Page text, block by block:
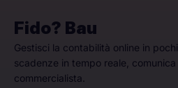
Fido? Bau
Gestisci la contabilità online in
scadenze in tempo reale,
commercialista.